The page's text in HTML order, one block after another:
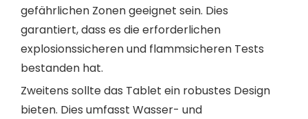
gefährlichen Zonen geeignet sein. Dies
garantiert, dass es die erforderlichen
explosionssicheren und flammsicheren Tests
bestanden hat.
Zweitens sollte das Tablet ein robustes Design
bieten. Dies umfasst Wasser- und